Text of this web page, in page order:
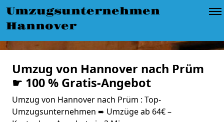
Umzugsunternehmen
Hannover
Umzug von Hannover nach Prüm
☛ 100 % Gratis-Angebot
Umzug von Hannover nach Prüm : Top-
Umzugsunternehmen ➨ Umzüge ab 64€ –